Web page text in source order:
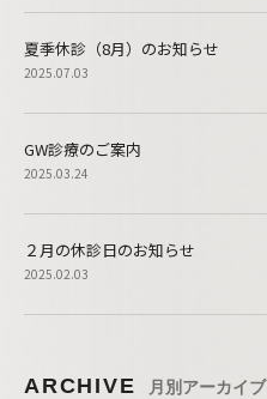
夏季休診（8月）のお知らせ
2025.07.03
GW診療のご案内
2025.03.24
２月の休診日のお知らせ
2025.02.03
ARCHIVE 月別アーカイブ